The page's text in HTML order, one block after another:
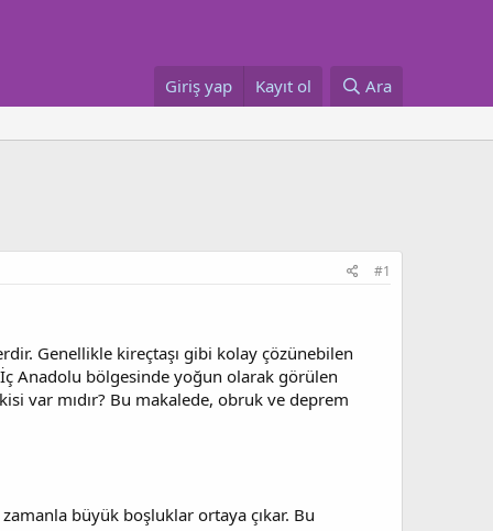
Giriş yap Kayıt ol Ara
#1
Genellikle kireçtaşı gibi kolay çözünebilen
Anadolu bölgesinde yoğun olarak görülen
var mıdır? Bu makalede, obruk ve deprem
büyük boşluklar ortaya çıkar. Bu